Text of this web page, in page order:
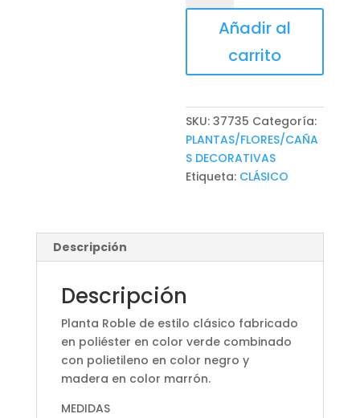
cantidad
Añadir al
carrito
SKU:37735 Categoría:
PLANTAS/FLORES/CAÑA
S DECORATIVAS
Etiqueta: CLÁSICO
Descripción
Descripción
Planta Roble de estilo clásico fabricado
en poliéster en color verde combinado
con polietileno en color negro y
madera en color marrón.
MEDIDAS